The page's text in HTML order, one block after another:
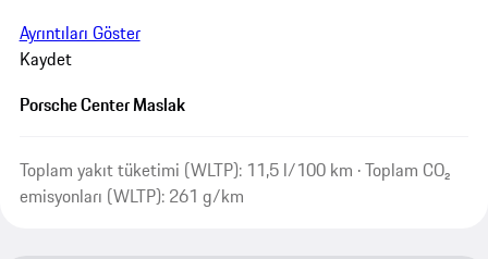
Ayrıntıları Göster
Kaydet
Porsche Center Maslak
Toplam yakıt tüketimi (WLTP): 11,5 l/100 km · Toplam CO₂
emisyonları (WLTP): 261 g/km